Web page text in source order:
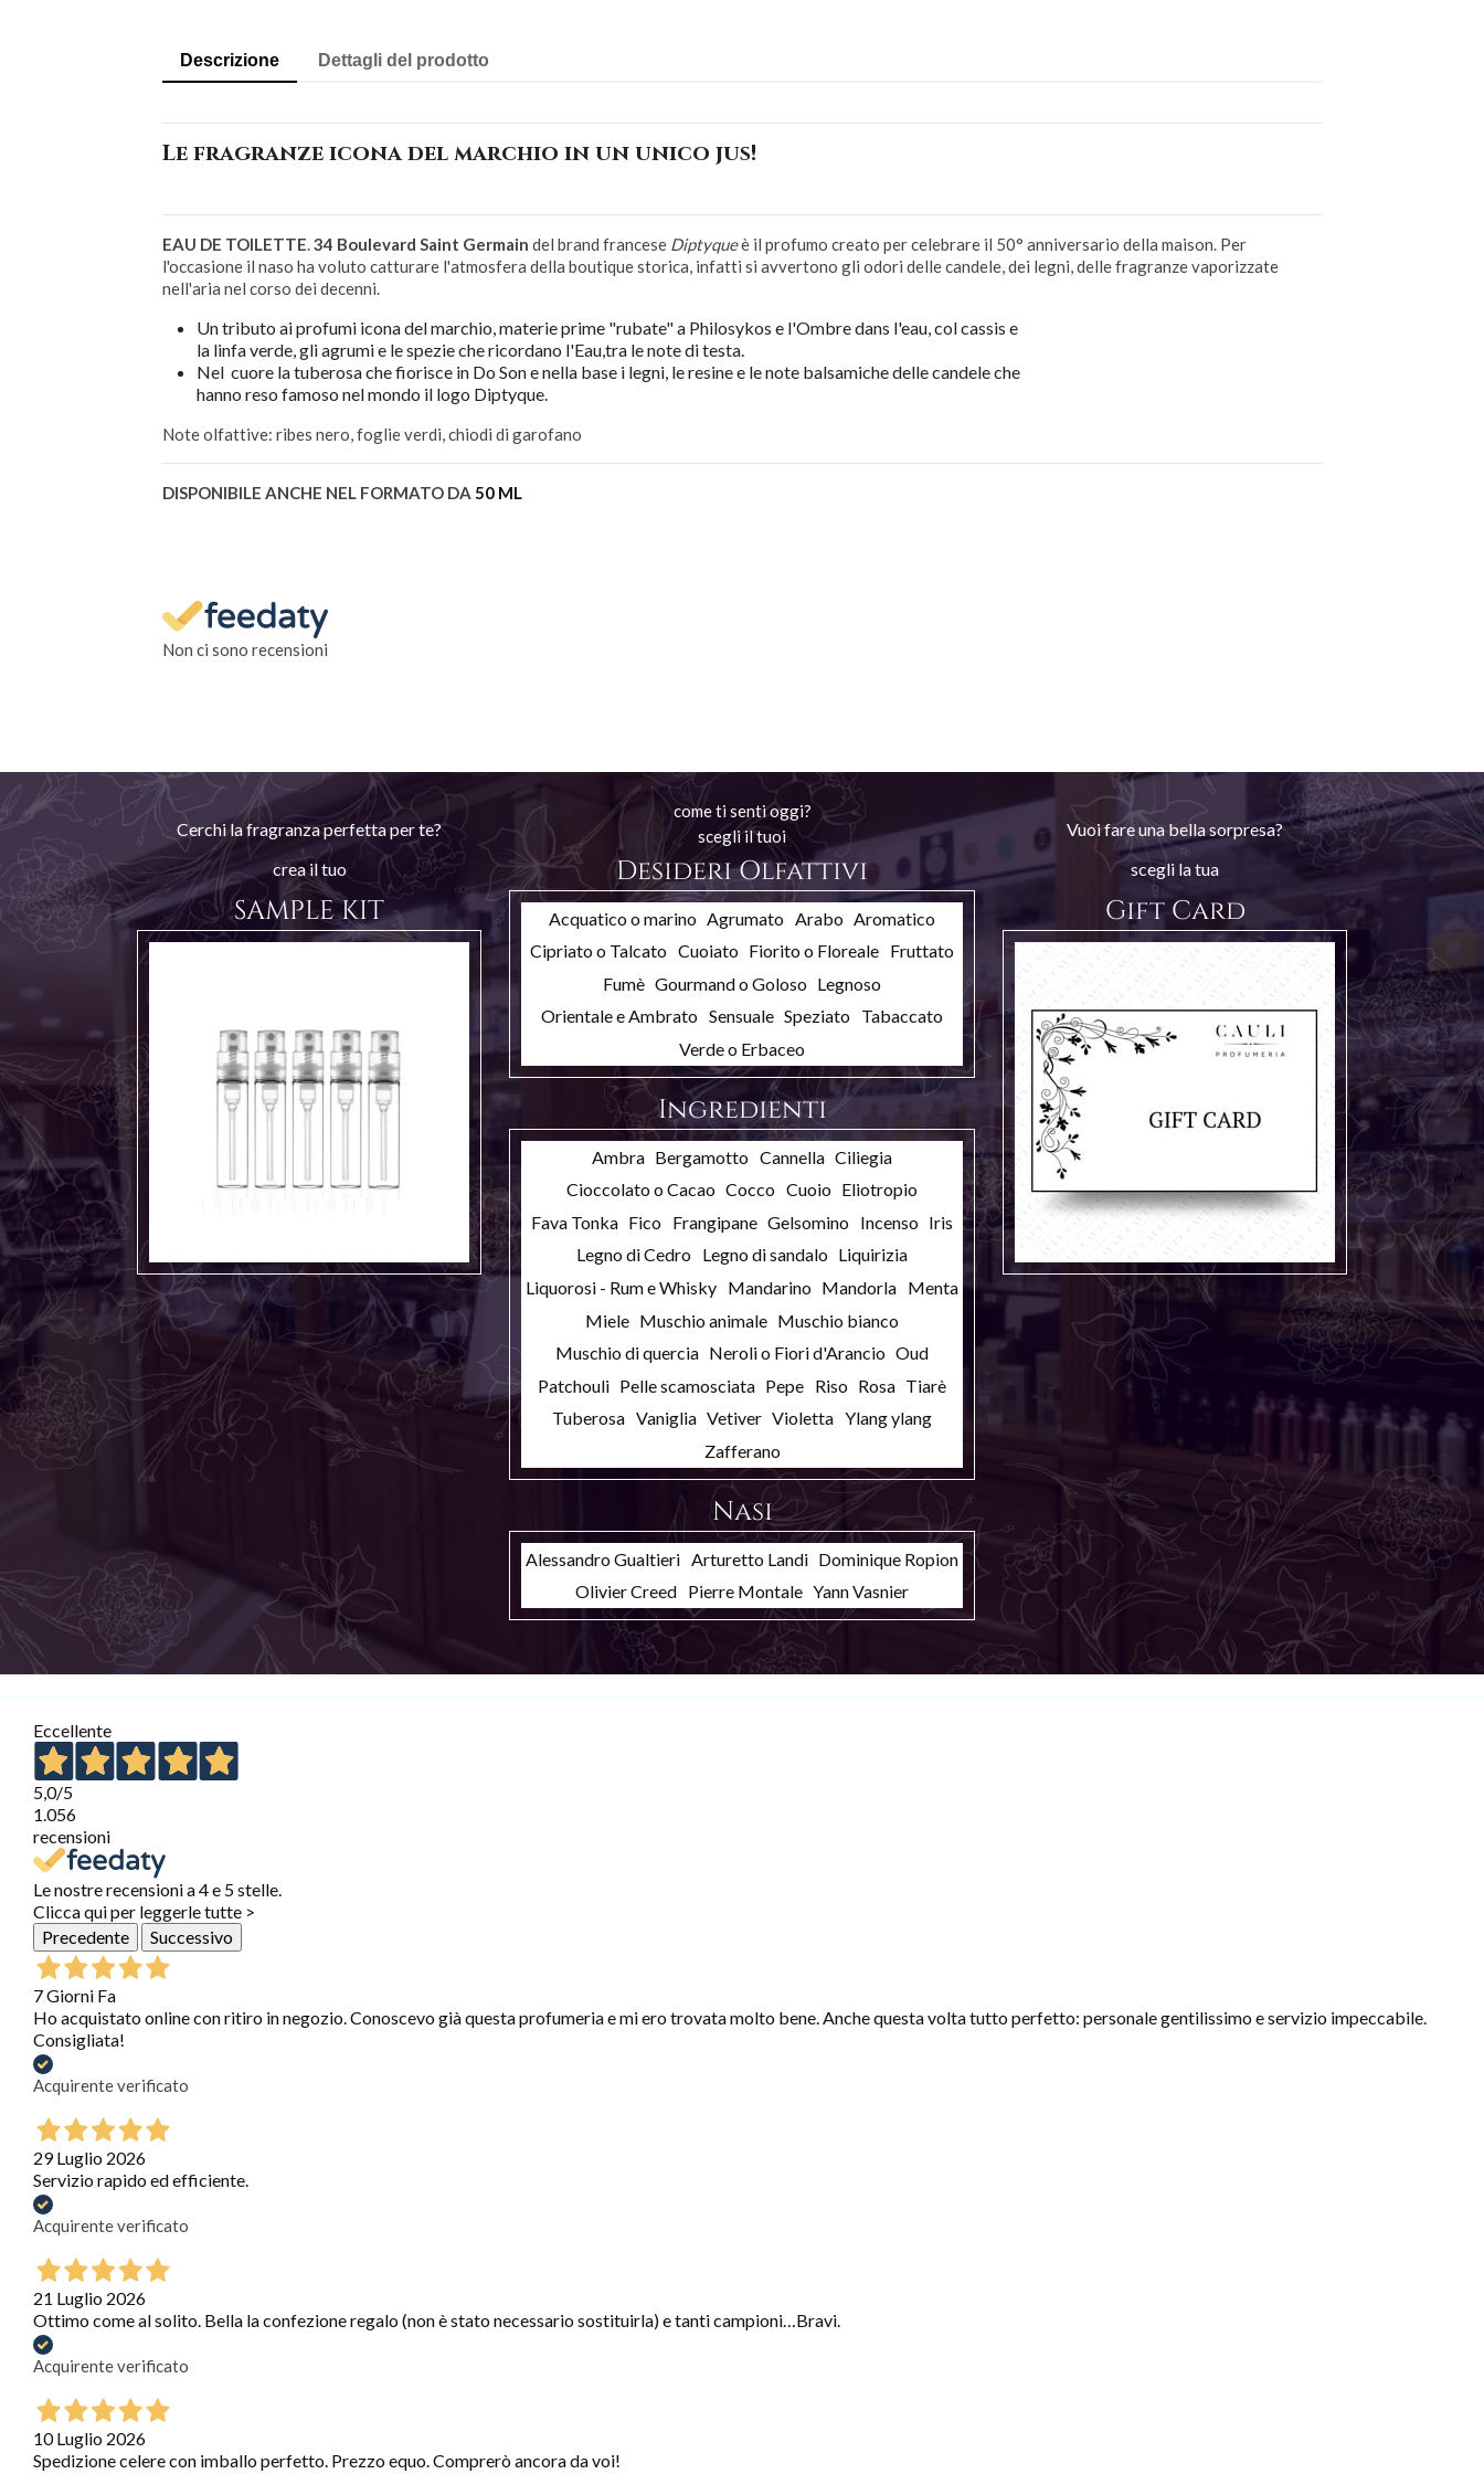
Descrizione Dettagli del prodotto
Le fragranze icona del marchio in un unico jus!
EAU DE TOILETTE.34 Boulevard Saint Germain del brand francese Diptyqueè il profumo creato per celebrare il 50° anniversario della maison. Per
l'occasione il naso ha voluto catturare l'atmosfera della boutique storica, infatti si avvertono gli odori delle candele, dei legni, delle fragranze vaporizzate
nell'aria nel corso dei decenni.
Un tributo ai profumi icona del marchio, materie prime "rubate" a Philosykos e l'Ombre dans l'eau, col cassis e
la linfa verde, gli agrumi e le spezie che ricordano l'Eau,tra le note di testa.
Nel cuore la tuberosa che fiorisce in Do Son e nella base i legni, le resine e le note balsamiche delle candele che
hanno reso famoso nel mondo il logo Diptyque.
Note olfattive: ribes nero, foglie verdi, chiodi di garofano
DISPONIBILE ANCHE NEL FORMATO DA 50 ML
Non ci sono recensioni
Cerchi la fragranza perfetta per te?
crea il tuo
SAMPLE KIT
come ti senti oggi?
scegli il tuoi
Desideri Olfattivi
Acquatico o marino Agrumato Arabo Aromatico
Cipriato o Talcato Cuoiato Fiorito o Floreale Fruttato
Fumè Gourmand o Goloso Legnoso
Orientale e Ambrato Sensuale Speziato Tabaccato
Verde o Erbaceo
Ingredienti
Ambra Bergamotto Cannella Ciliegia
Cioccolato o Cacao Cocco Cuoio Eliotropio
Fava Tonka Fico Frangipane Gelsomino Incenso Iris
Legno di Cedro Legno di sandalo Liquirizia
Liquorosi - Rum e Whisky Mandarino Mandorla Menta
Miele Muschio animale Muschio bianco
Muschio di quercia Neroli o Fiori d'Arancio Oud
Patchouli Pelle scamosciata Pepe Riso Rosa Tiarè
Tuberosa Vaniglia Vetiver Violetta Ylang ylang
Zafferano
Nasi
Alessandro Gualtieri Arturetto Landi Dominique Ropion
Olivier Creed Pierre Montale Yann Vasnier
Vuoi fare una bella sorpresa?
scegli la tua
Gift Card
Eccellente
5,0/5
1.056
recensioni
Le nostre recensioni a 4 e 5 stelle.
Clicca qui per leggerle tutte >
Precedente
Successivo
7 Giorni Fa
Ho acquistato online con ritiro in negozio. Conoscevo già questa profumeria e mi ero trovata molto bene. Anche questa volta tutto perfetto: personale gentilissimo e servizio impeccabile.
Consigliata!
Acquirente verificato
29 Luglio 2026
Servizio rapido ed efficiente.
Acquirente verificato
21 Luglio 2026
Ottimo come al solito. Bella la confezione regalo (non è stato necessario sostituirla) e tanti campioni…Bravi.
Acquirente verificato
10 Luglio 2026
Spedizione celere con imballo perfetto. Prezzo equo. Comprerò ancora da voi!